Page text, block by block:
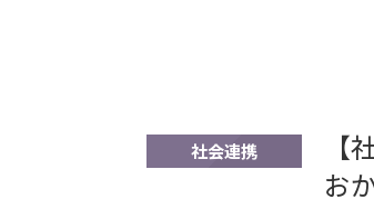
社会連携
お